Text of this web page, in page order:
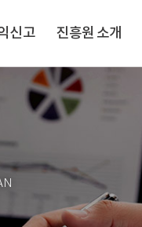
신고 진흥원 소개